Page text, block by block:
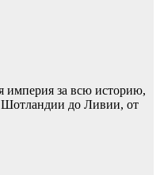
империя за всю историю,
Шотландии до Ливии, от